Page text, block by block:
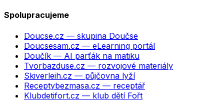
Spolupracujeme
Doucse.cz — skupina Doučse
Doucsesam.cz — eLearning portál
Doučík — AI parťák na matiku
Tvorbazduse.cz — rozvojové materiály
Skiverleih.cz — půjčovna lyží
Receptybezmasa.cz — receptář
Klubdetifort.cz — klub dětí Fořt